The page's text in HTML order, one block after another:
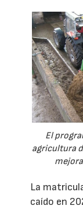
El
agricultura
La
caído en